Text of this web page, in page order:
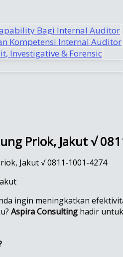
Bagi Internal Auditor
Kompetensi Internal Auditor
Investigative & Forensic
Priok, Jakut √
Jakut √ 0811-1001-4274
ingin meningkatkan
Aspira Consulting hadir